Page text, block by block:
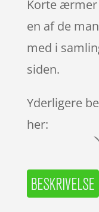
Korte ærmer
en af de
med i
siden.
Yderligere
her: